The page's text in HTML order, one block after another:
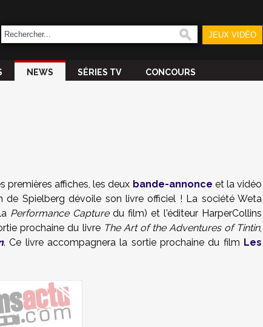
JEUX VIDÉO
NEWS SÉRIES TV CONCOURS
premières affiches, les deux bande-annonce et la vidéo
de Spielberg dévoile son livre officiel ! La société Weta
Performance Capturedu film) et l'éditeur HarperCollins
prochaine du livre The Art of the Adventures of Tintin,
. Ce livre accompagnera la sortie prochaine du film Les